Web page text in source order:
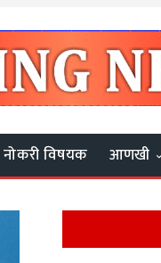
नोकरी विषयक आणखी